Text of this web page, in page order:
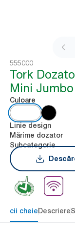
555000
Tork
Mini
Culoare
Linie design
Mărime dozator
Subcategorie
cheieDescriere